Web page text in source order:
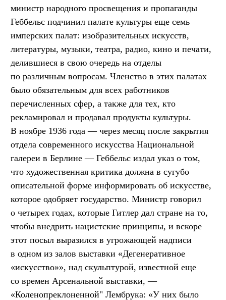
министр народного просвещения и пропаганды
Геббельс подчинил палате культуры еще семь
имперских палат: изобразительных искусств,
литературы, музыки, театра, радио, кино и печати,
делившиеся в свою очередь на отделы
по различным вопросам. Членство в этих палатах
было обязательным для всех работников
перечисленных сфер, а также для тех, кто
рекламировал и продавал продукты культуры.
В ноябре 1936 года — через месяц после закрытия
отдела современного искусства Национальной
галереи в Берлине — Геббельс издал указ о том,
что художественная критика должна в сугубо
описательной форме информировать об искусстве,
которое одобряет государство. Министр говорил
о четырех годах, которые Гитлер дал стране на то,
чтобы внедрить нацистские принципы, и вскоре
этот посыл выразился в угрожающей надписи
в одном из залов выставки «Дегенеративное
«искусство»», над скульптурой, известной еще
со времен Арсенальной выставки, —
«Коленопреклоненной" Лембрука: «У них было